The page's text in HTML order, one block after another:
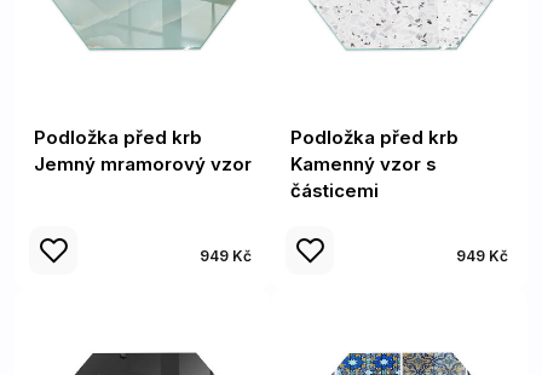
Podložka před krb
Jemný mramorový vzor
949 Kč
Podložka před krb
Kamenný vzor s
částicemi
949 Kč